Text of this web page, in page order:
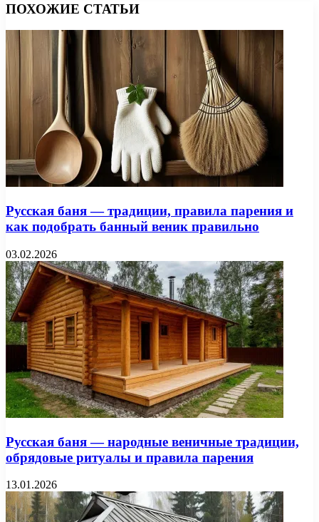
ПОХОЖИЕ СТАТЬИ
Русская баня — традиции, правила парения и
как подобрать банный веник правильно
03.02.2026
Русская баня — народные веничные традиции,
обрядовые ритуалы и правила парения
13.01.2026